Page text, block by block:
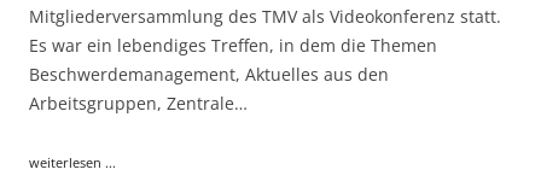
Mitgliederversammlung des TMV als Videokonferenz statt.
Es war ein lebendiges Treffen, in dem die Themen
Beschwerdemanagement, Aktuelles aus den
Arbeitsgruppen, Zentrale…
weiterlesen ...